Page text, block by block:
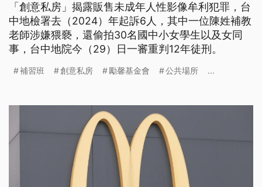
「創意私房」揭露販售未成年人性影像牟利犯罪，台
中地檢署去（2024）年起訴6人，其中一位陳姓補教
老師涉嫌猥褻，還偷拍30名國中小女學生以及女同
事，台中地院今（29）日一審重判12年徒刑。
補習班 創意私房 勵馨基金會 公共場所 ...